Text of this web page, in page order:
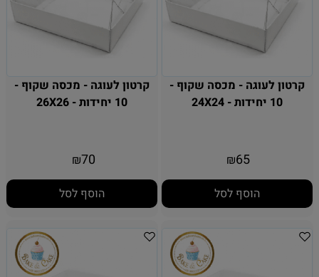
קרטון לעוגה - מכסה שקוף -
10 יחידות - 24X24
₪65
הוסף לסל
קרטון לעוגה - מכסה שקוף -
10 יחידות - 26X26
₪70
הוסף לסל